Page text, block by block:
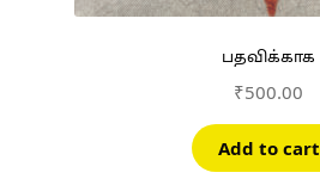
பதவிக்காக
₹500.00
Add to cart